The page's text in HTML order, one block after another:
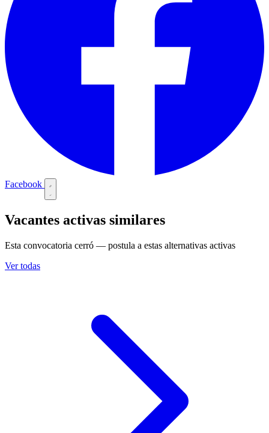
Facebook
Vacantes activas similares
Esta convocatoria cerró — postula a estas alternativas activas
Ver todas